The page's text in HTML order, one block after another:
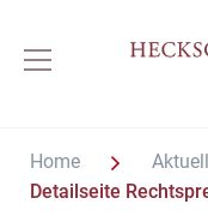
Home
Detailseite